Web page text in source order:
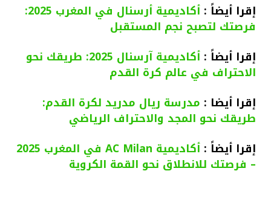
إقرا أيضاً : أكاديمية أرسنال في المغرب 2025:
فرصتك لتصبح نجم المستقبل
إقرا أيضاً :
أكاديمية آرسنال 2025: طريقك نحو
الاحتراف في عالم كرة القدم
إقرا أيضا : مدرسة ريال مدريد لكرة القدم:
طريقك نحو المجد والاحتراف الرياضي
إقرا أيضاً :
أكاديمية AC Milan في المغرب 2025
– فرصتك للانطلاق نحو القمة الكروية